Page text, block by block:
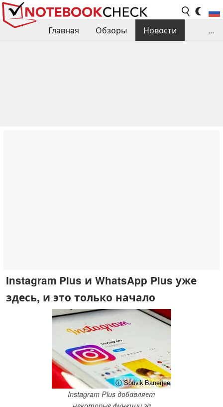
Главная Обзоры
Новости
...
Instagram Plus и WhatsApp Plus уже
здесь, и это только начало
ⓘ Souvik Banerjee
Instagram Plus добавляет